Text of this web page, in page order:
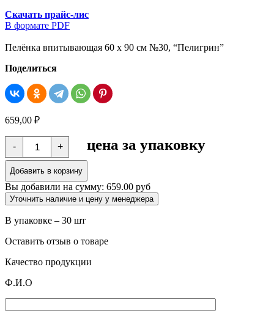
Скачать прайс-лис
В формате PDF
Пелёнка впитывающая 60 х 90 см №30, “Пелигрин”
Поделиться
659,00 ₽
-
Количество
товара
Пелёнка
впитывающая
60
х
90
см
№30,
+ цена за упаковку
Добавить в корзину
Вы добавили на сумму: 659.00 руб
Уточнить наличие и цену у менеджера
В упаковке – 30 шт
Оставить отзыв о товаре
Качество продукции
Ф.И.О